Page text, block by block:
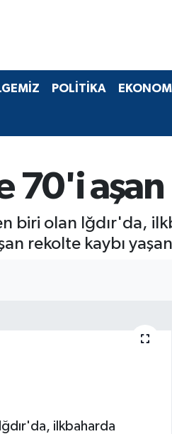
POLİTİKA EKONOMİ
70'i
biri olan Iğdır'da,
rekolte kaybı
ilkbaharda